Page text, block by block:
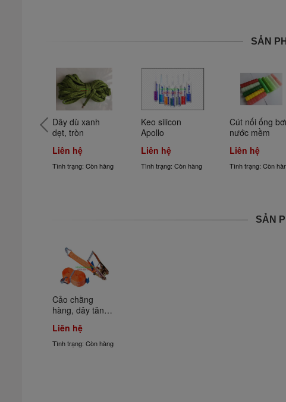
SẢN
Dây dù xanh
dẹt, tròn
Liên hệ
Tình trạng: Còn hàng
Keo silicon
Apollo
Liên hệ
Tình trạng: Còn hàng
Cút nối ống
nước mềm
Liên hệ
Tình trạng: Còn
SẢN
Cảo chằng
hàng, dây tăng
Liên hệ
Tình trạng: Còn hàng